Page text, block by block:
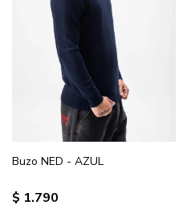
Buzo NED - AZUL
$ 1.790